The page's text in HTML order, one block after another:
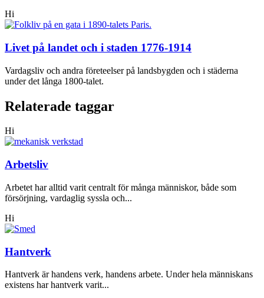
Hi
Livet på landet och i staden 1776-1914
Vardagsliv och andra företeelser på landsbygden och i städerna
under det långa 1800-talet.
Relaterade taggar
Hi
Arbetsliv
Arbetet har alltid varit centralt för många människor, både som
försörjning, vardaglig syssla och...
Hi
Hantverk
Hantverk är handens verk, handens arbete. Under hela människans
existens har hantverk varit...